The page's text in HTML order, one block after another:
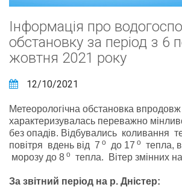
Інформація про
обстановку за період з 6
жовтня 2021 року
12/10/2021
Метеорологічна обстановка впродовж
характеризувалась переважно
без опадів. Відбувались коливання
повітря вдень від 7 о до 17 о тепла,
морозу до 8 о тепла. Вітер змінних
За звітний період на р. Дністер: